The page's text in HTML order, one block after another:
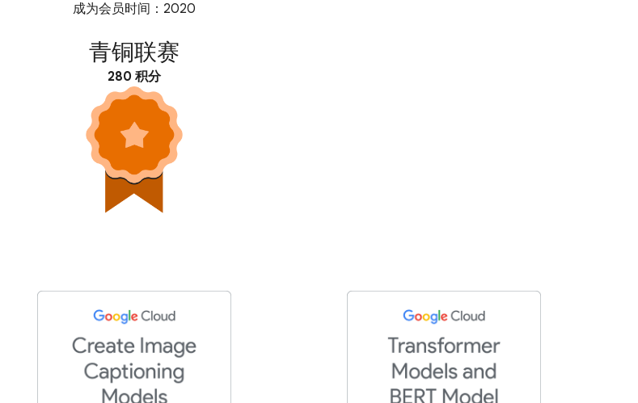
成为会员时间：2020
青铜联赛
280 积分